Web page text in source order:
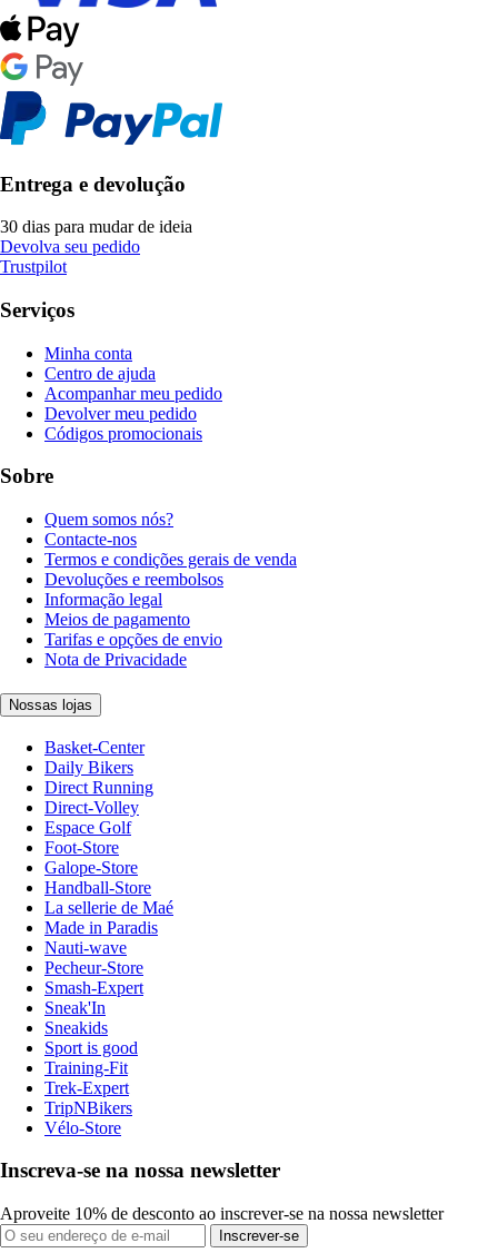
Entrega e devolução
30 dias para mudar de ideia
Devolva seu pedido
Trustpilot
Serviços
Minha conta
Centro de ajuda
Acompanhar meu pedido
Devolver meu pedido
Códigos promocionais
Sobre
Quem somos nós?
Contacte-nos
Termos e condições gerais de venda
Devoluções e reembolsos
Informação legal
Meios de pagamento
Tarifas e opções de envio
Nota de Privacidade
Nossas lojas
Basket-Center
Daily Bikers
Direct Running
Direct-Volley
Espace Golf
Foot-Store
Galope-Store
Handball-Store
La sellerie de Maé
Made in Paradis
Nauti-wave
Pecheur-Store
Smash-Expert
Sneak'In
Sneakids
Sport is good
Training-Fit
Trek-Expert
TripNBikers
Vélo-Store
Inscreva-se na nossa newsletter
Aproveite 10% de desconto ao inscrever-se na nossa newsletter
Inscrever-se